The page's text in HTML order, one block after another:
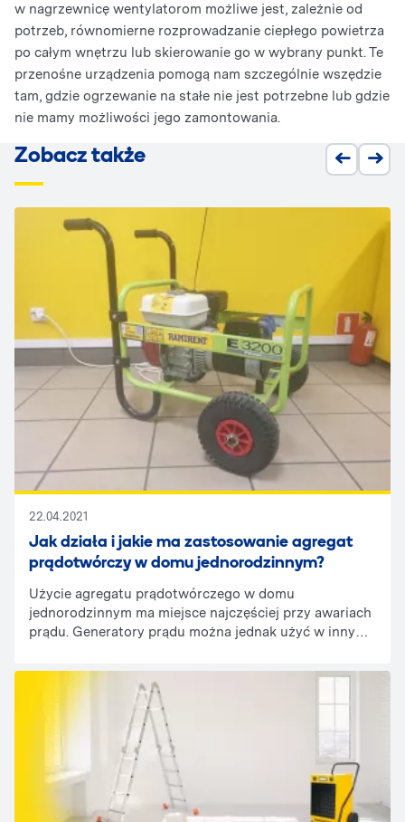
w nagrzewnicę wentylatorom możliwe jest, zależnie od
potrzeb, równomierne rozprowadzanie ciepłego powietrza
po całym wnętrzu lub skierowanie go w wybrany punkt. Te
przenośne urządzenia pomogą nam szczególnie wszędzie
tam, gdzie ogrzewanie na stałe nie jest potrzebne lub gdzie
nie mamy możliwości jego zamontowania.
Zobacz także
22.04.2021
Jak działa i jakie ma zastosowanie agregat
prądotwórczy w domu jednorodzinnym?
Użycie agregatu prądotwórczego w domu
jednorodzinnym ma miejsce najczęściej przy awariach
prądu. Generatory prądu można jednak użyć w innych
ogrodzie imprezie czy przy pracach remontowych
oraz budowlanych.